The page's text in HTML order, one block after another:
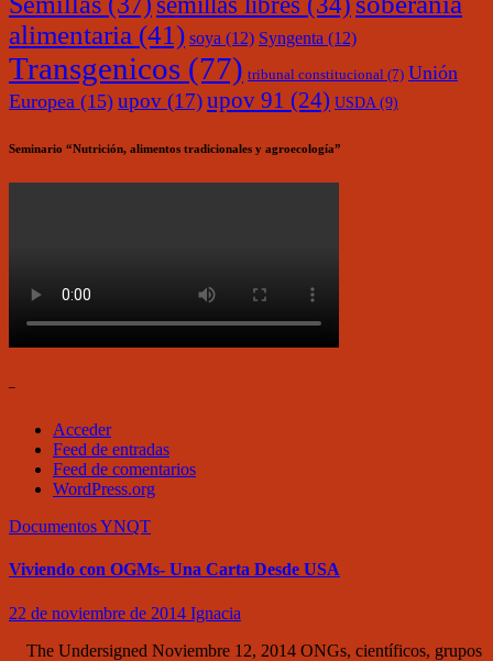
alimentaria (41) soya (12) Syngenta (12)
Transgenicos (77) tribunal constitucional (7) Unión
Europea (15) upov (17)upov 91 (24) USDA (9)
Seminario “Nutrición, alimentos tradicionales y agroecología”
–
Acceder
Feed de entradas
Feed de comentarios
WordPress.org
DocumentosYNQT
Viviendo con OGMs- Una Carta Desde USA
22 de noviembre de 2014 Ignacia
The Undersigned Noviembre 12, 2014 ONGs, científicos, grupos